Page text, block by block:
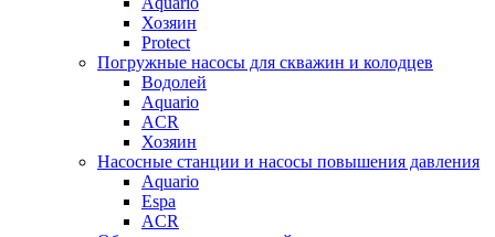
Хозяин
Protect
Погружные насосы для скважин и колодцев
Водолей
Aquario
ACR
Хозяин
Насосные станции и насосы повышения давления
Aquario
Espa
ACR